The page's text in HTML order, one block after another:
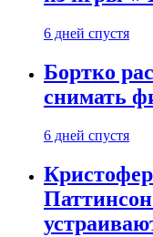
6 дней спустя
Бортко
снимать
6 дней спустя